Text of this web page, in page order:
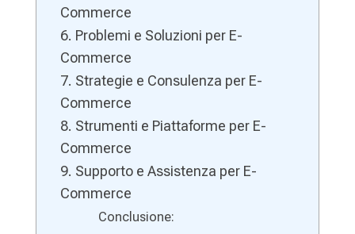
Commerce
6. Problemi e Soluzioni per E-
Commerce
7. Strategie e Consulenza per E-
Commerce
8. Strumenti e Piattaforme per E-
Commerce
9. Supporto e Assistenza per E-
Commerce
Conclusione: